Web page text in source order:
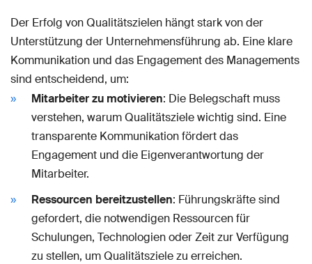
Der Erfolg von Qualitätszielen hängt stark von der
Unterstützung der Unternehmensführung ab. Eine klare
Kommunikation und das Engagement des Managements
sind entscheidend, um:
Mitarbeiter zu motivieren: Die Belegschaft muss
verstehen, warum Qualitätsziele wichtig sind. Eine
transparente Kommunikation fördert das
Engagement und die Eigenverantwortung der
Mitarbeiter.
Ressourcen bereitzustellen: Führungskräfte sind
gefordert, die notwendigen Ressourcen für
Schulungen, Technologien oder Zeit zur Verfügung
zu stellen, um Qualitätsziele zu erreichen.